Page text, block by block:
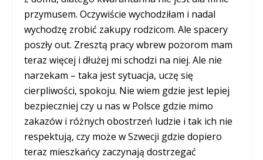
przymusem. Oczywiście wychodziłam i nadal
wychodzę zrobić zakupy rodzicom. Ale spacery
poszły out. Zresztą pracy wbrew pozorom mam
teraz więcej i dłużej mi schodzi na niej. Ale nie
narzekam – taka jest sytuacja, uczę się
cierpliwości, spokoju. Nie wiem gdzie jest lepiej
bezpieczniej czy u nas w Polsce gdzie mimo
zakazów i różnych obostrzeń ludzie i tak ich nie
respektują, czy może w Szwecji gdzie dopiero
teraz mieszkańcy zaczynają dostrzegać